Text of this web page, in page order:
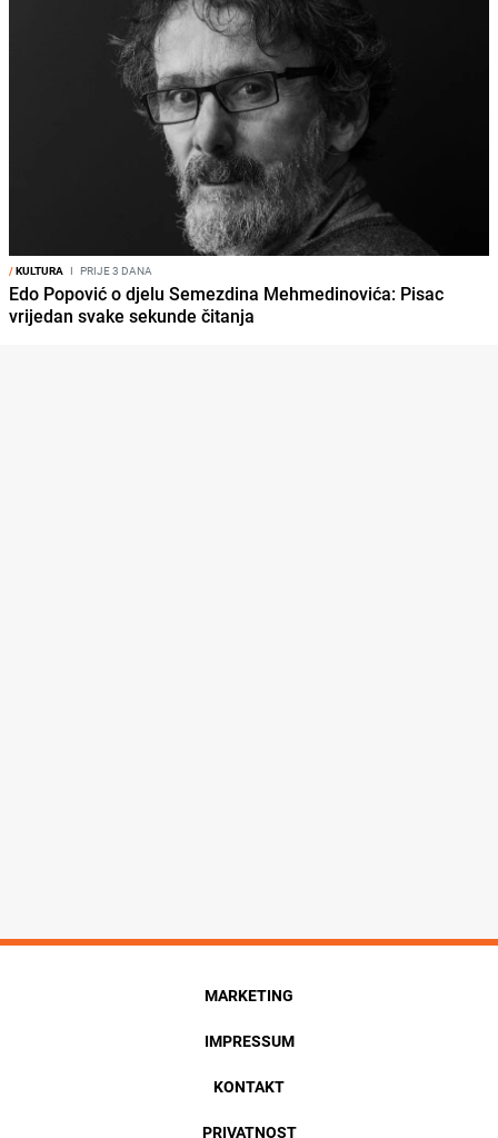
/KULTURA I PRIJE 3 DANA
Edo Popović o djelu Semezdina Mehmedinovića: Pisac
vrijedan svake sekunde čitanja
MARKETING
IMPRESSUM
KONTAKT
PRIVATNOST